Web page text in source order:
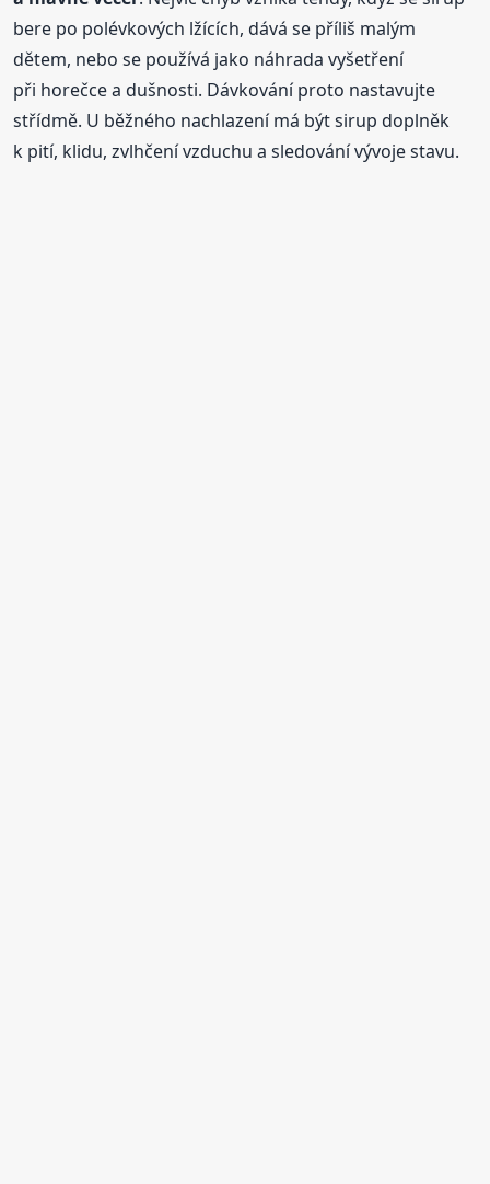
bere po polévkových lžících, dává se příliš malým
dětem, nebo se používá jako náhrada vyšetření
při horečce a dušnosti. Dávkování proto nastavujte
střídmě. U běžného nachlazení má být sirup doplněk
k pití, klidu, zvlhčení vzduchu a sledování vývoje stavu.